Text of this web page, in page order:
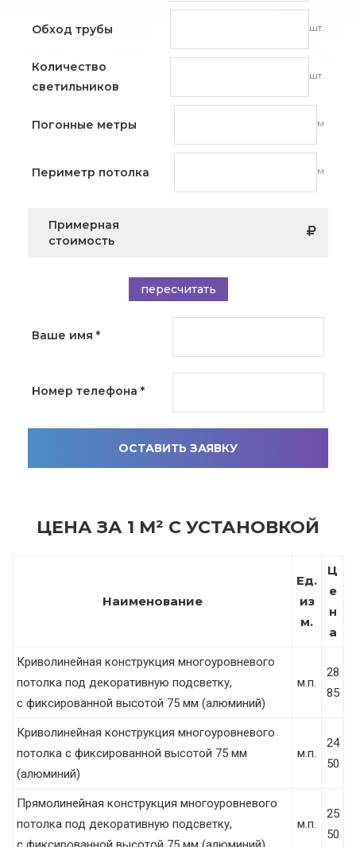
Обход трубы шт.
Количество
светильников
шт.
Погонные метры м
Периметр потолка м
Примерная
стоимость
пересчитать
Ваше имя *
Номер телефона *
ОСТАВИТЬ ЗАЯВКУ
ЦЕНА ЗА 1 М² С УСТАНОВКОЙ
Наименование
Ед.
из
м.
Ц
е
н
а
Криволинейная конструкция многоуровневого
потолка под декоративную подсветку,
с фиксированной высотой 75 мм (алюминий)
м.п.
28
85
Криволинейная конструкция многоуровневого
потолка с фиксированной высотой 75 мм
(алюминий)
м.п.
24
50
Прямолинейная конструкция многоуровневого
потолка под декоративную подсветку,
м.п.
25
50